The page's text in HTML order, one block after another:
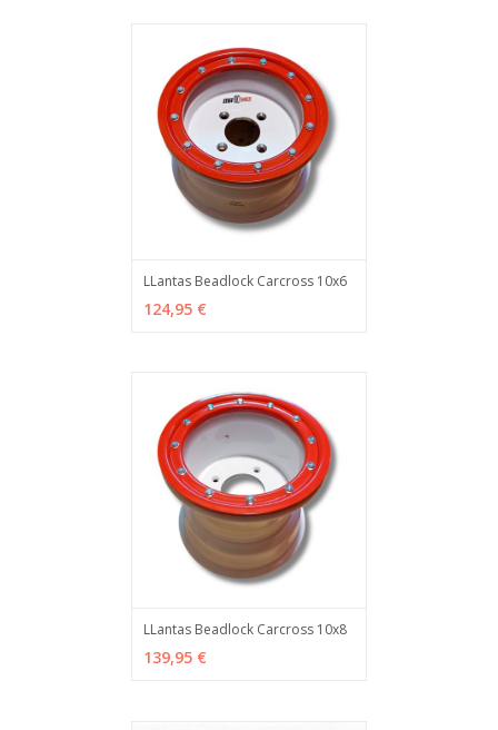
VER OPCIONES
LLantas Beadlock Carcross 10x6
124,95 €
VER OPCIONES
LLantas Beadlock Carcross 10x8
139,95 €